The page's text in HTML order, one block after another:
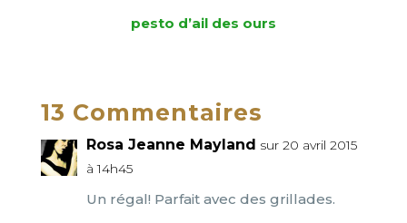
pesto d’ail des ours
13 Commentaires
Rosa Jeanne Mayland sur 20 avril 2015
à 14h45
Un régal! Parfait avec des grillades.